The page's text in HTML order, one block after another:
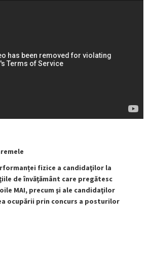
fizice a candidaţilor la
de învăţământ care pregătesc
MAI, precum şi ale candidaţilor
ocupării prin concurs a posturilor